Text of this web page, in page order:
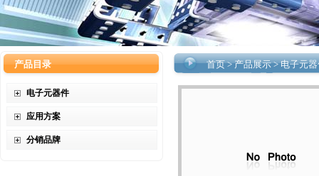
产品目录
电子元器件
应用方案
分销品牌
首页>产品展示>电子元